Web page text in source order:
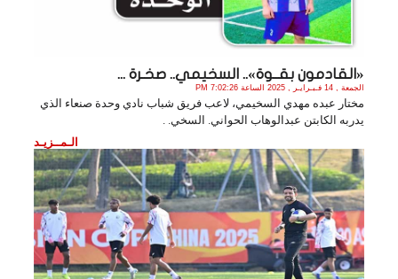
«القادمون بقــوة».. السخيمي.. صخـرة ...
الجمعة , 14 فـبـرايـر , 2025 الساعة 7:02:26 PM
مختار عبده مهدي السخيمي، لاعب فريق شباب نادي وحدة صنعاء الذي
يدربه الكابتن عبدالوهاب الحواني. السخي. .
الـمــزيـد